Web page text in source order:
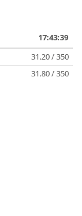
17:43:39
31.20 / 350
31.80 / 350